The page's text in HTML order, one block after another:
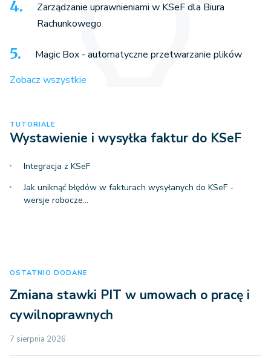
Zarządzanie uprawnieniami w KSeF dla Biura
Rachunkowego
Magic Box - automatyczne przetwarzanie plików
Zobacz wszystkie
TUTORIALE
Wystawienie i wysyłka faktur do KSeF
Integracja z KSeF
Jak uniknąć błędów w fakturach wysyłanych do KSeF -
wersje robocze…
OSTATNIO DODANE
Zmiana stawki PIT w umowach o pracę i
cywilnoprawnych
7 sierpnia 2026